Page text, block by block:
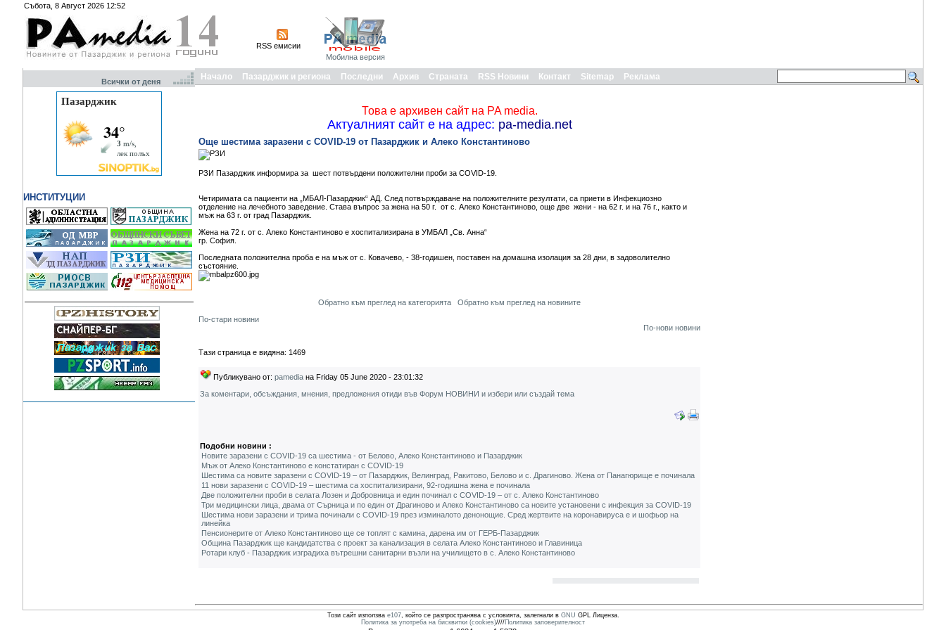
Събота, 8 Август 2026 12:52
RSS емисии
Мобилна версия
Всички от деня
ИНСТИТУЦИИ
Начало Пазарджик и региона Последни Архив Страната RSS Новини Контакт Sitemap Реклама
Това е архивен сайт на PA media.
Актуалният сайт е на адрес: pa-media.net
Още шестима заразени с COVID-19 от Пазарджик и Алеко Константиново
РЗИ Пазарджик информира за шест потвърдени положителни проби за COVID-19.
Четиримата са пациенти на „МБАЛ-Пазарджик“ АД. След потвърждаване на положителните резултати, са приети в Инфекциозно
отделение на лечебното заведение. Става въпрос за жена на 50 г. от с. Алеко Константиново, още две жени - на 62 г. и на 76 г., както и
мъж на 63 г. от град Пазарджик.
Жена на 72 г. от с. Алеко Константиново е хоспитализирана в УМБАЛ „Св. Анна“
гр. София.
Последната положителна проба е на мъж от с. Ковачево, - 38-годишен, поставен на домашна изолация за 28 дни, в задоволително
състояние.
Обратно към преглед на категорията
Обратно към преглед на новините
По-стари новини
По-нови новини
Тази страница е видяна: 1469
Публикувано от: pamedia на Friday 05 June 2020 - 23:01:32
За коментари, обсъждания, мнения, предложения отиди във Форум НОВИНИ и избери или създай тема
Подобни новини :
Новите заразени с COVID-19 са шестима - от Белово, Алеко Константиново и Пазарджик
Мъж от Алеко Константиново е констатиран с COVID-19
Шестима са новите заразени с COVID-19 – от Пазарджик, Велинград, Ракитово, Белово и с. Драгиново. Жена от Панагюрище е починала
11 нови заразени с COVID-19 – шестима са хоспитализирани, 92-годишна жена е починала
Две положителни проби в селата Лозен и Добровница и един починал с COVID-19 – от с. Алеко Константиново
Три медицински лица, двама от Сърница и по един от Драгиново и Алеко Константиново са новите установени с инфекция за COVID-19
Шестима нови заразени и трима починали с COVID-19 през изминалото денонощие. Сред жертвите на коронавируса е и шофьор на
линейка
Пенсионерите от Алеко Константиново ще се топлят с камина, дарена им от ГЕРБ-Пазарджик
Община Пазарджик ще кандидатства с проект за канализация в селата Алеко Константиново и Главиница
Ротари клуб - Пазарджик изградиха вътрешни санитарни възли на училището в с. Алеко Константиново
Този сайт използва e107, който се разпространява с условията, залегнали в GNU GPL Лиценза.
Политика за употреба на бисквитки (cookies)////Политика заповерителност